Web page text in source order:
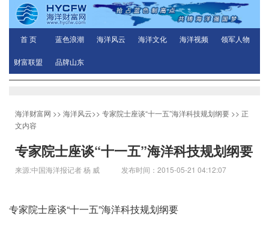
首 页 蓝色浪潮 海洋风云 海洋文化 海洋视频 领军人物
财富联盟 品牌山东
海洋财富网 >> 海洋风云>> 专家院士座谈“十一五”海洋科技规划纲要 >> 正
文内容
专家院士座谈“十一五”海洋科技规划纲要
来源:中国海洋报记者 杨 威 发布时间：2015-05-21 04:12:07
专家院士座谈“十一五”海洋科技规划纲要